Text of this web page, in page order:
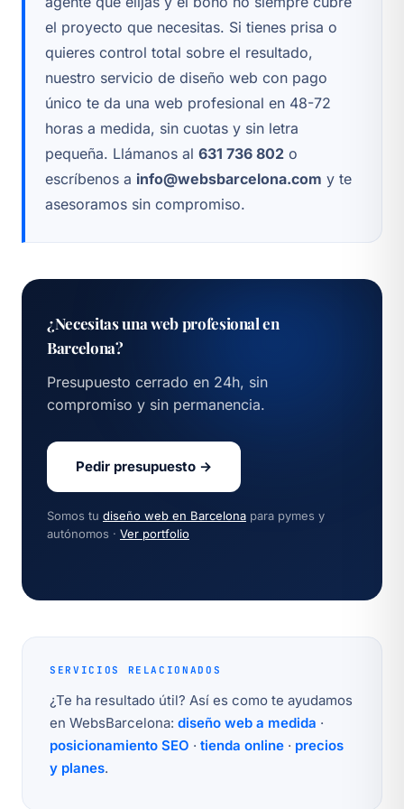
el proyecto que necesitas. Si tienes prisa o
quieres control total sobre el resultado,
nuestro servicio de diseño web con pago
único te da una web profesional en 48-72
horas a medida, sin cuotas y sin letra
pequeña. Llámanos al 631 736 802 o
escríbenos a info@websbarcelona.com y te
asesoramos sin compromiso.
¿Necesitas una web profesional en
Barcelona?
Presupuesto cerrado en 24h, sin
compromiso y sin permanencia.
Pedir presupuesto →
Somos tu diseño web en Barcelona para pymes y
autónomos · Ver portfolio
SERVICIOS RELACIONADOS
¿Te ha resultado útil? Así es como te ayudamos
en WebsBarcelona: diseño web a medida ·
posicionamiento SEO · tienda online · precios
y planes.